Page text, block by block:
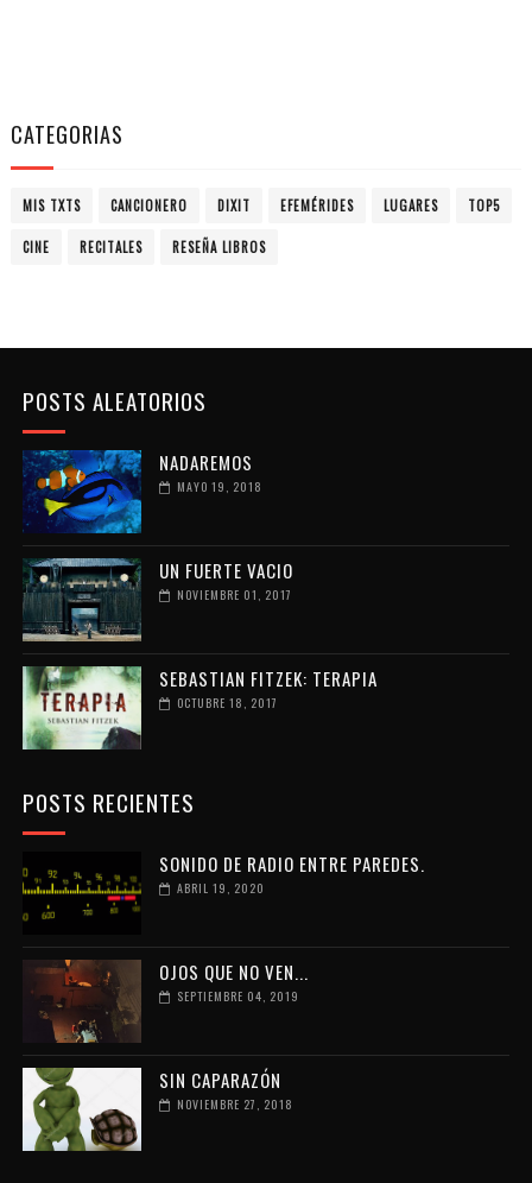
CATEGORIAS
MIS TXTS CANCIONERO DIXIT EFEMÉRIDES LUGARES TOP5
CINE RECITALES RESEÑA LIBROS
POSTS ALEATORIOS
NADAREMOS
MAYO 19, 2018
UN FUERTE VACIO
NOVIEMBRE 01, 2017
SEBASTIAN FITZEK: TERAPIA
OCTUBRE 18, 2017
POSTS RECIENTES
SONIDO DE RADIO ENTRE PAREDES.
ABRIL 19, 2020
OJOS QUE NO VEN...
SEPTIEMBRE 04, 2019
SIN CAPARAZÓN
NOVIEMBRE 27, 2018